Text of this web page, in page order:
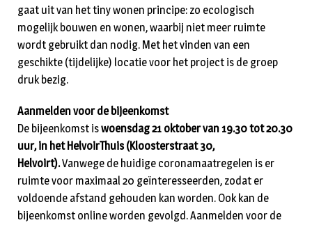
gaat uit van het tiny wonen principe: zo ecologisch
mogelijk bouwen en wonen, waarbij niet meer ruimte
wordt gebruikt dan nodig. Met het vinden van een
geschikte (tijdelijke) locatie voor het project is de groep
druk bezig.
Aanmelden voor de bijeenkomst
De bijeenkomst iswoensdag 21 oktober van 19.30 tot 20.30
uur, in het HelvoirThuis (Kloosterstraat 30,
Helvoirt).Vanwege de huidige coronamaatregelen is er
ruimte voor maximaal 20 geïnteresseerden, zodat er
voldoende afstand gehouden kan worden. Ook kan de
bijeenkomst online worden gevolgd. Aanmelden voor de